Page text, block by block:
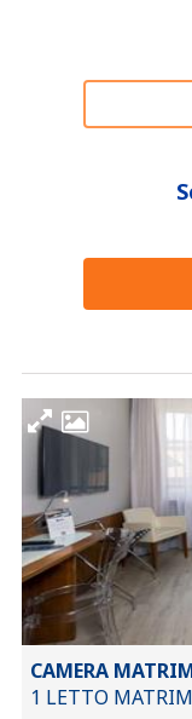
CAMERA
1 LETTO